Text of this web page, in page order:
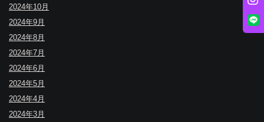
2024年10月
2024年9月
2024年8月
2024年7月
2024年6月
2024年5月
2024年4月
2024年3月